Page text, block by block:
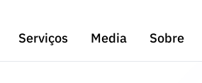
Serviços Media Sobre